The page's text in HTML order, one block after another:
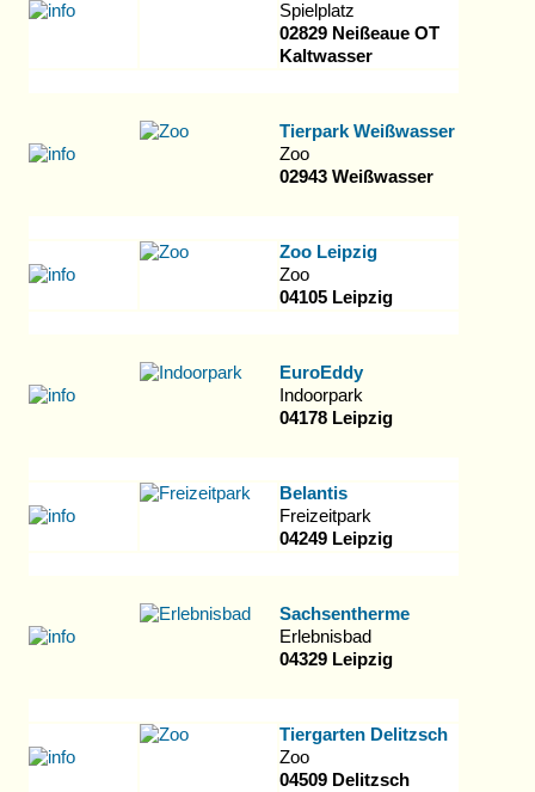
Spielplatz
02829 Neißeaue OT
Kaltwasser
Tierpark Weißwasser
Zoo
02943 Weißwasser
Zoo Leipzig
Zoo
04105 Leipzig
EuroEddy
Indoorpark
04178 Leipzig
Belantis
Freizeitpark
04249 Leipzig
Sachsentherme
Erlebnisbad
04329 Leipzig
Tiergarten Delitzsch
Zoo
04509 Delitzsch